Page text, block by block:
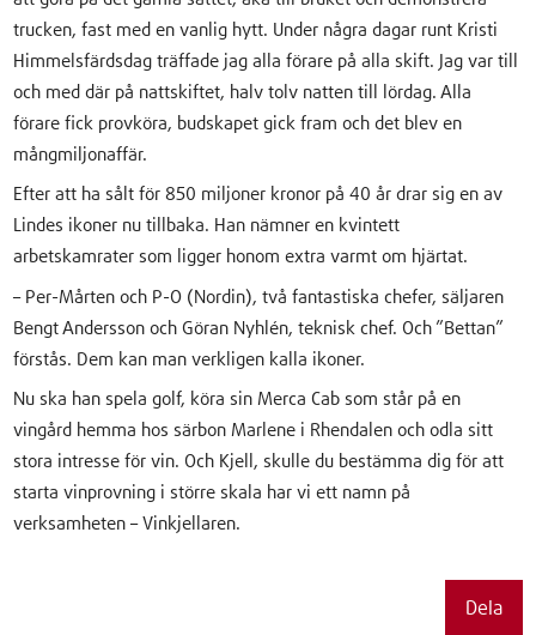
trucken, fast med en vanlig hytt. Under några dagar runt Kristi
Himmelsfärdsdag träffade jag alla förare på alla skift. Jag var till
och med där på nattskiftet, halv tolv natten till lördag. Alla
förare fick provköra, budskapet gick fram och det blev en
mångmiljonaffär.
Efter att ha sålt för 850 miljoner kronor på 40 år drar sig en av
Lindes ikoner nu tillbaka. Han nämner en kvintett
arbetskamrater som ligger honom extra varmt om hjärtat.
– Per-Mårten och P-O (Nordin), två fantastiska chefer, säljaren
Bengt Andersson och Göran Nyhlén, teknisk chef. Och ”Bettan”
förstås. Dem kan man verkligen kalla ikoner.
Nu ska han spela golf, köra sin Merca Cab som står på en
vingård hemma hos särbon Marlene i Rhendalen och odla sitt
stora intresse för vin. Och Kjell, skulle du bestämma dig för att
starta vinprovning i större skala har vi ett namn på
verksamheten – Vinkjellaren.
Dela